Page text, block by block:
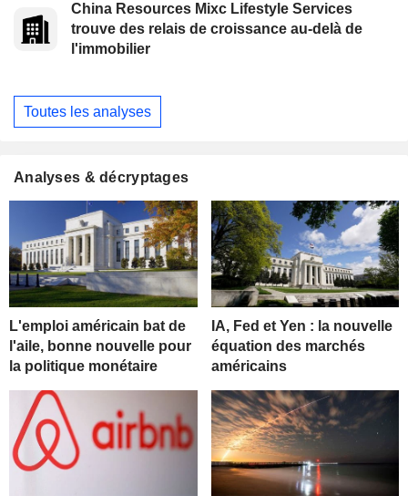
China Resources Mixc Lifestyle Services
trouve des relais de croissance au-delà de
l'immobilier
Toutes les analyses
Analyses & décryptages
L'emploi américain bat de
l'aile, bonne nouvelle pour
la politique monétaire
IA, Fed et Yen : la nouvelle
équation des marchés
américains